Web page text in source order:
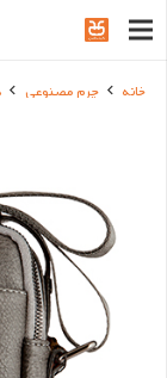
خانه چرم مصنوعی